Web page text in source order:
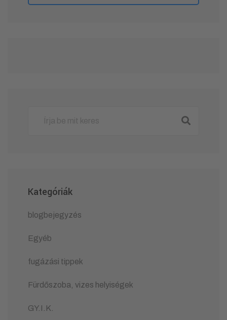
Kategóriák
blogbejegyzés
Egyéb
fugázási tippek
Fürdőszoba, vizes helyiségek
GY.I.K.